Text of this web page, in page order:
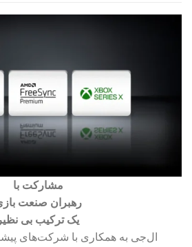
مشارکت با
رهبران صنعت
یک ترکیب بی نظیر
ال‌جی به همکاری با شرکت‌های